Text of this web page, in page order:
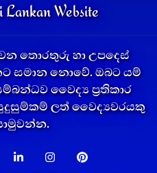
Website
තොරතුරු හා උපදෙස්
සමාන නොවේ. ඔබට යම්
වෛද්‍ය ප්‍රතිකාර
ලත් වෛද්‍යවරයකු